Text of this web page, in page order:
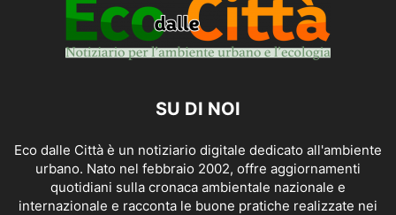
SU DI NOI
Eco dalle Città è un notiziario digitale dedicato all'ambiente
urbano. Nato nel febbraio 2002, offre aggiornamenti
quotidiani sulla cronaca ambientale nazionale e
internazionale e racconta le buone pratiche realizzate nei